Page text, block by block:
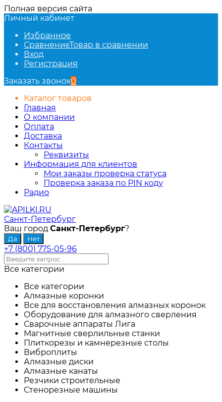
Полная версия сайта
Личный кабинет
Избранное
СравнениеТовар в сравнении
Вход
Регистрация
Заказать звонок0
Каталог товаров
Главная
О компании
Оплата
Доставка
Контакты
Реквизиты
Информация для клиентов
Мои заказы проверка статуса
Проверка заказа по PIN коду
Радио
Санкт-Петербург
Ваш город Санкт-Петербург?
+7 (800) 775-05-96
Все категории
Все категории
Алмазные коронки
Все для восстановления алмазных коронок
Оборудование для алмазного сверления
Сварочные аппараты Лига
Магнитные сверлильные станки
Плиткорезы и камнерезные столы
Виброплиты
Алмазные диски
Алмазные канаты
Резчики строительные
Стенорезные машины